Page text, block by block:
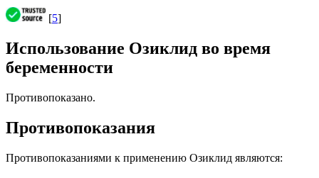
[5]
Использование Озиклид во время
беременности
Противопоказано.
Противопоказания
Противопоказаниями к применению Озиклид являются: